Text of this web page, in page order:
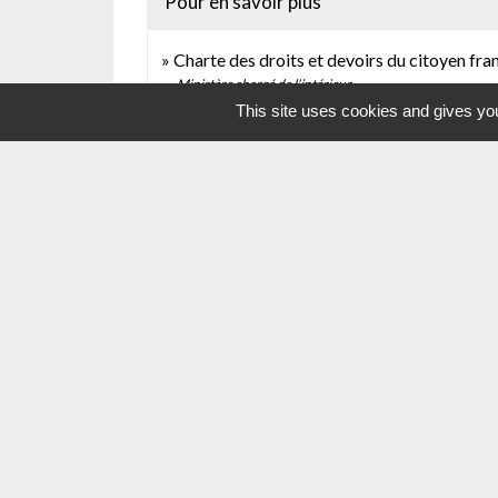
Charte des droits et devoirs du citoyen
Ministère chargé de l'intérieur
This site uses cookies and gives